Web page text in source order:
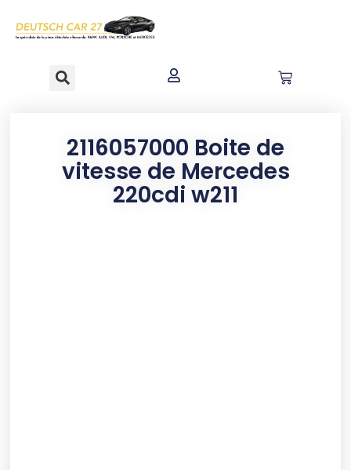
principal
2116057000 Boite de
vitesse de Mercedes
220cdi w211